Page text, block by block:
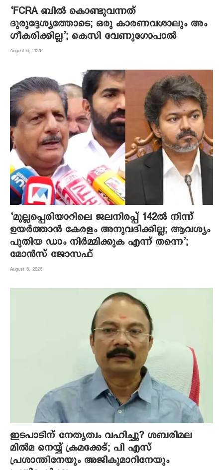
‘FCRA ബിൽ കൊണ്ടുവന്നത്
ദുരുദ്ദേശ്യത്തോടെ; ഒരു കാരണവശാലും അം​
ഗീകരിക്കില്ല’; കെസി വേണു​ഗോപാൽ
August 6, 2026
‘മുല്ലപ്പെരിയാറിലെ ജലനിരപ്പ് 142ല്‍ നിന്ന്
ഉയര്‍ത്താന്‍ കേരളം അനുവദിക്കില്ല; ആവശ്യം
പുതിയ ഡാം നിര്‍മ്മിക്കുക എന്ന് തന്നെ’;
മോന്‍സ് ജോസഫ്
August 6, 2026
ഇടപാടിന് നേതൃത്വം വഹിച്ചു? ശബരിമല
മില്‍മ നെയ്യ് ക്രമക്കേട്; പി എസ്
പ്രശാന്തിനേയും അജികുമാറിനേയും